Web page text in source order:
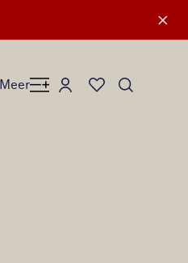
×
Meer
Mijn Secretary Plus